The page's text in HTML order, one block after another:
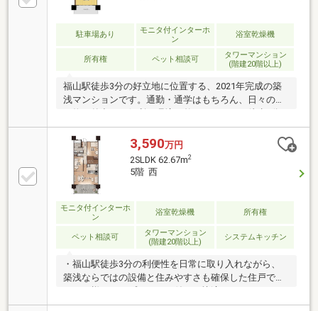
駐車場あり
モニタ付インターホ
ン
浴室乾燥機
所有権 ペット相談可
タワーマンション
(階建20階以上)
福山駅徒歩3分の好立地に位置する、2021年完成の築
浅マンションです。通勤・通学はもちろん、日々の買
い物や外出にも便利な環境が整っています。徒歩5分
圏内にはコンビニやスーパー、役所など生活に欠かせ
ない施設が揃い、天満屋福山店へも徒歩4分と利便性
の高さが魅力です。室内は約17帖の広々としたLDKを
中心に、収納も豊富で快適な住空間を実現します。バ
ルコニーにはスロップシンクも備え、日常の使い勝手
にも配慮されています。さらに共用部にはラウンジス
ペースがあり、くつろぎや来客対応にも便利です。オ
ートロック付きで防犯面にも優れ、安心してお住まい
いただけるおすすめの一邸となっています。
3,590万円
2SLDK 62.67m2
5階 西
モニタ付インターホ
ン
浴室乾燥機 所有権
ペット相談可
タワーマンション
(階建20階以上)
システムキッチン
・福山駅徒歩3分の利便性を日常に取り入れながら、
築浅ならではの設備と住みやすさも確保した住戸で
す。・様々なオプションを付けて快適にカスタムされ
た1室です・高層階の眺望重視というより、毎日の通